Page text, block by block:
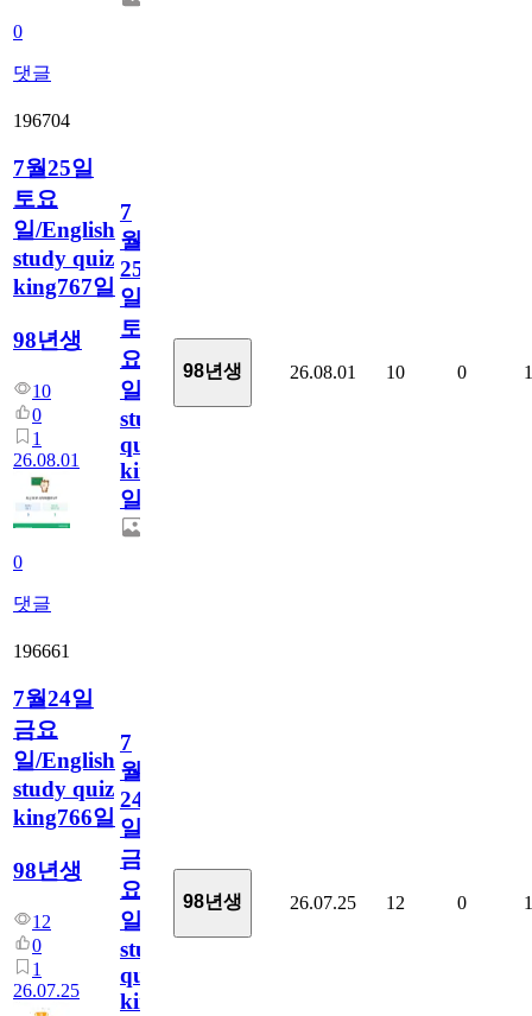
0
댓글
196704
7월25일
토요
일/English
study quiz
king767일
98년생
10
0
1
26.08.01
0
댓글
7
월
25
일
토
요
일/English
study
quiz
king767
일
98년생 26.08.01 10 0 1
196661
7월24일
금요
일/English
study quiz
king766일
98년생
12
0
1
26.07.25
7
월
24
일
금
요
일/English
study
quiz
king766
98년생 26.07.25 12 0 1